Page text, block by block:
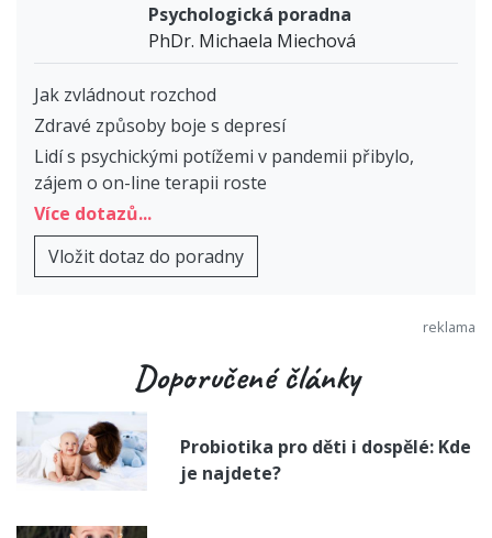
Psychologická poradna
PhDr. Michaela Miechová
Jak zvládnout rozchod
Zdravé způsoby boje s depresí
Lidí s psychickými potížemi v pandemii přibylo,
zájem o on-line terapii roste
Více dotazů...
Vložit dotaz do poradny
Doporučené články
Probiotika pro děti i dospělé: Kde
je najdete?